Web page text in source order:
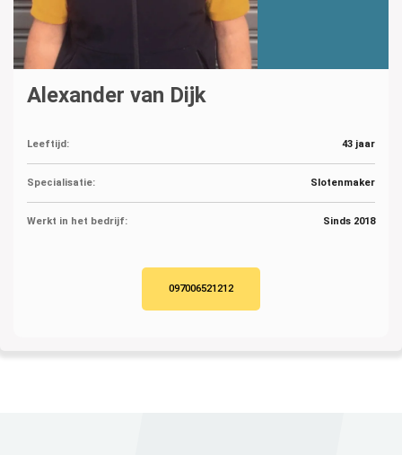
Alexander van Dijk
Leeftijd: 43 jaar
Specialisatie: Slotenmaker
Werkt in het bedrijf: Sinds 2018
097006521212